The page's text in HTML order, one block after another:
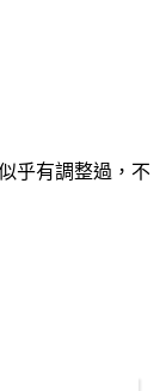
乎有調整過，不